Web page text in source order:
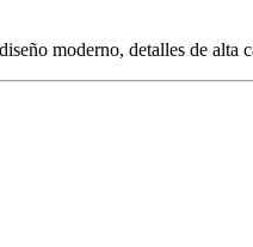
moderno, detalles de alta